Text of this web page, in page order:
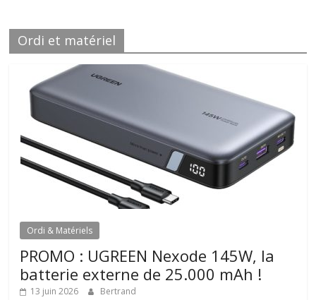
Ordi et matériel
Ordi & Matériels
PROMO : UGREEN Nexode 145W, la
batterie externe de 25.000 mAh !
13 juin 2026 Bertrand